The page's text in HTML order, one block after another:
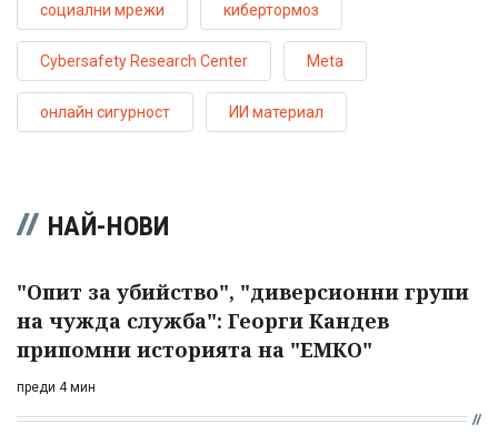
социални мрежи кибертормоз
Cybersafety Research Center Meta
онлайн сигурност ИИ материал
НАЙ-НОВИ
"Опит за убийство", "диверсионни групи
на чужда служба": Георги Кандев
припомни историята на "ЕМКО"
преди 4 мин